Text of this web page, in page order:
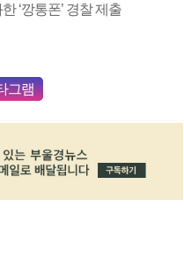
‘깡통폰’ 경찰 제출
그램